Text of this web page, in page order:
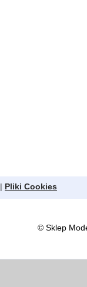
| Pliki Cookies
©Sklep